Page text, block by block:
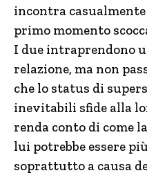
incontra
primo momento
I due intraprendono
relazione, ma non
che lo status di
inevitabili sfide alla
renda conto di come
lui potrebbe essere
soprattutto a causa